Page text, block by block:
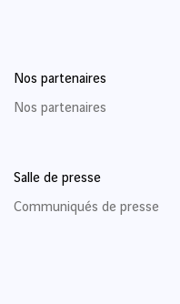
Nos partenaires
Nos partenaires
Salle de presse
Communiqués de presse